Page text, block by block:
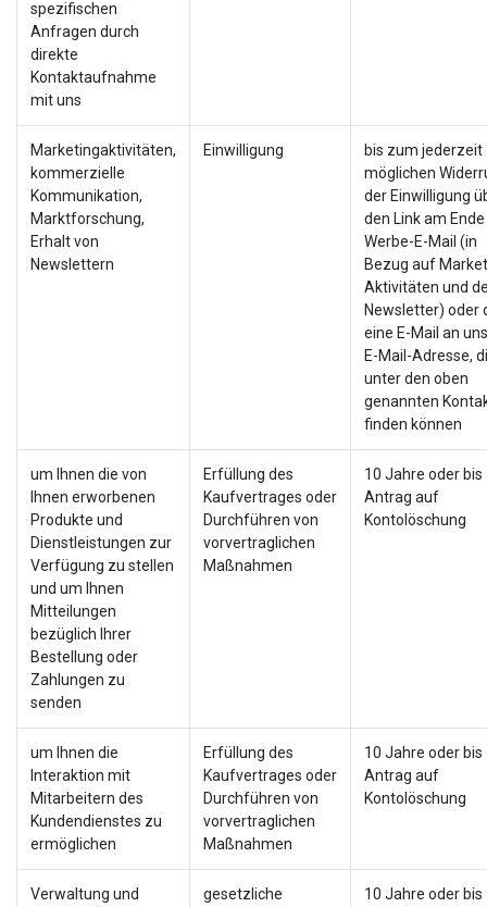
spezifischen
Anfragen durch
direkte
Kontaktaufnahme
mit uns
Marketingaktivitäten,
kommerzielle
Kommunikation,
Marktforschung,
Erhalt von
Newslettern
Einwilligung
bis zum jederzeit
möglichen
der Einwilligung
den Link am
Werbe-E-Mail (in
Bezug auf
Aktivitäten und
Newsletter) oder
eine E-Mail an
E-Mail-Adresse,
unter den oben
genannten
finden können
um Ihnen die von
Ihnen erworbenen
Produkte und
Dienstleistungen zur
Verfügung zu stellen
und um Ihnen
Mitteilungen
bezüglich Ihrer
Bestellung oder
Zahlungen zu
senden
Erfüllung des
Kaufvertrages oder
Durchführen von
vorvertraglichen
Maßnahmen
10 Jahre oder
Antrag auf
Kontolöschung
um Ihnen die
Interaktion mit
Mitarbeitern des
Kundendienstes zu
ermöglichen
Erfüllung des
Kaufvertrages oder
Durchführen von
vorvertraglichen
Maßnahmen
10 Jahre oder
Antrag auf
Kontolöschung
Verwaltung und gesetzliche 10 Jahre oder